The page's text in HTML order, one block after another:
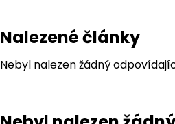
Nalezené články
Nebyl nalezen žádný